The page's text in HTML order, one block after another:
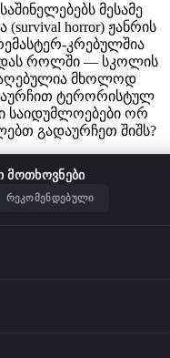
მესამე
horror) ჟანრის
კრებულშია
როლში — სკოლის
მხოლოდ
ტერორისტულ
საიდუმლოებები ორ
გადაურჩეთ შიშს?
მოთხოვნები
რეკომენდებული